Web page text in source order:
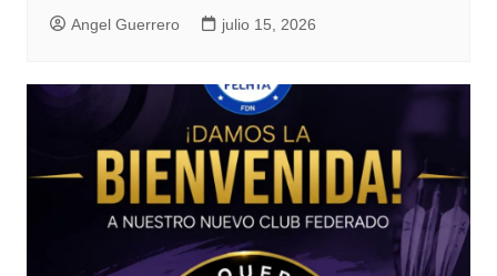
Angel Guerrero julio 15, 2026